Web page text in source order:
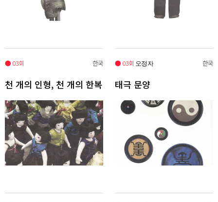
● 03회 한국
천 개의 인형, 천 개의 한복
● 03회 오정자 한국
태극 문양